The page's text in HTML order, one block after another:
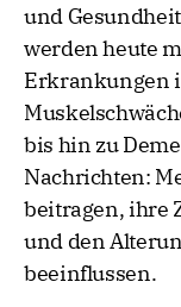
und
werden heute
Erkrankungen
bis hin zu
Nachrichten:
beitragen, ihre
und den
beeinflussen.